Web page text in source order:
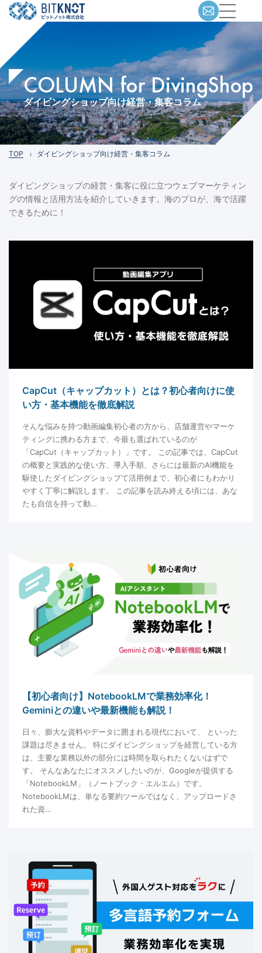
COLUMN for DivingShop
ダイビングショップ向け経営・集客コラム
TOP ダイビングショップ向け経営・集客コラム
ダイビングショップの経営・集客に役に立つウェブマーケティン
グの情報と活用方法を紹介していきます。海のプロが、海で活躍
できるために！
CapCut（キャップカット）とは？初心者向けに使
い方・基本機能を徹底解説
そんな悩みを持つ動画編集初心者の方から、店舗運営やマーケ
ティングに携わる方まで、今最も選ばれているのが
「CapCut（キャップカット）」です。 この記事では、CapCut
の概要と実践的な使い方、導入手順、さらには最新のAI機能を
駆使したダイビングショップて活用例まで、初心者にもわかり
やすく丁寧に解説します。 この記事を読み終える頃には、あな
たも自信を持って動…
【初心者向け】NotebookLMで業務効率化！
Geminiとの違いや最新機能も解説！
日々、膨大な資料やデータに囲まれる現代において、 といった
課題は尽きません。 特にダイビングショップを経営している方
は、主要な業務以外の部分には時間を取られたくないはずで
す。 そんなあなたにオススメしたいのが、Googleが提供する
「NotebookLM」（ノートブック・エルエム）です。
NotebookLMは、単なる要約ツールではなく、アップロードさ
れた資…